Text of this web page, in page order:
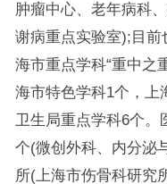
肿瘤中心、老年病科
谢病重点实验室);目前
海市重点学科“重中之
海市特色学科1个，上
卫生局重点学科6个。
个(微创外科、内分泌
所(上海市伤骨科研究